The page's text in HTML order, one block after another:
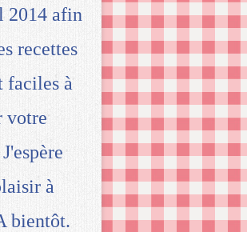
2014 afin
recettes
faciles à
votre
à
bientôt.